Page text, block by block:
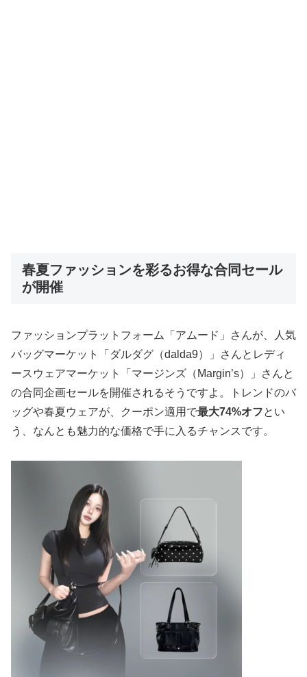
春夏ファッションを彩るお得な合同セール
が開催
ファッションプラットフォーム「アムード」さんが、人気
バッグマーケット「ダルダグ（dalda9）」さんとレディ
ースウェアマーケット「マージンズ（Margin’s）」さんと
の合同企画セールを開催されるそうですよ。トレンドのバ
ッグや春夏ウェアが、クーポン適用で最大74%オフとい
う、なんとも魅力的な価格で手に入るチャンスです。